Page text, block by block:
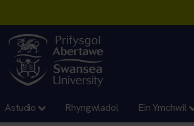
Astudio Rhyngwladol Ein Ymchwil